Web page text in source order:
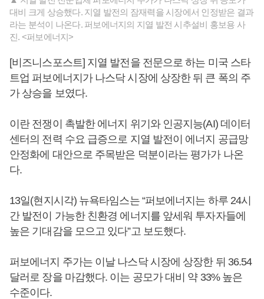
대비 크게 상승했다. 지열 발전의 잠재력을 시장에서 인정받은 결과
라는 분석이 나온다. 퍼보에너지의 지열 발전 시추설비 홍보용 사
진. <퍼보에너지>
[비즈니스포스트] 지열 발전을 전문으로 하는 미국 스타
트업 퍼보에너지가 나스닥 시장에 상장한 뒤 큰 폭의 주
가 상승을 보였다.
이란 전쟁이 촉발한 에너지 위기와 인공지능(AI) 데이터
센터의 전력 수요 급증으로 지열 발전이 에너지 공급망
안정화에 대안으로 주목받은 덕분이라는 평가가 나온
다.
13일(현지시각) 뉴욕타임스는 “퍼보에너지는 하루 24시
간 발전이 가능한 친환경 에너지를 앞세워 투자자들에
높은 기대감을 모으고 있다”고 보도했다.
퍼보에너지 주가는 이날 나스닥 시장에 상장한 뒤 36.54
달러로 장을 마감했다. 이는 공모가 대비 약 33% 높은
수준이다.